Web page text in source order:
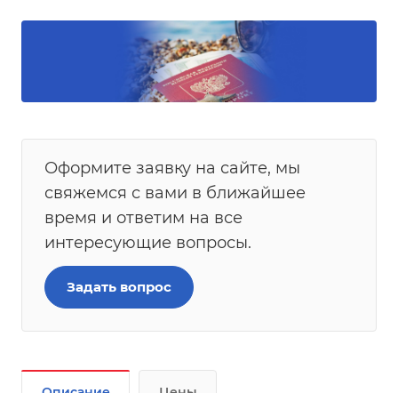
Оформите заявку на сайте, мы
свяжемся с вами в ближайшее
время и ответим на все
интересующие вопросы.
Задать вопрос